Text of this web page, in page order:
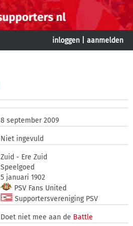
inloggen aanmelden
8 september 2009
Niet ingevuld
Zuid - Ere Zuid
Speelgoed
5 januari 1902
PSV Fans United
Supportersvereniging PSV
Doet niet mee aan de Battle